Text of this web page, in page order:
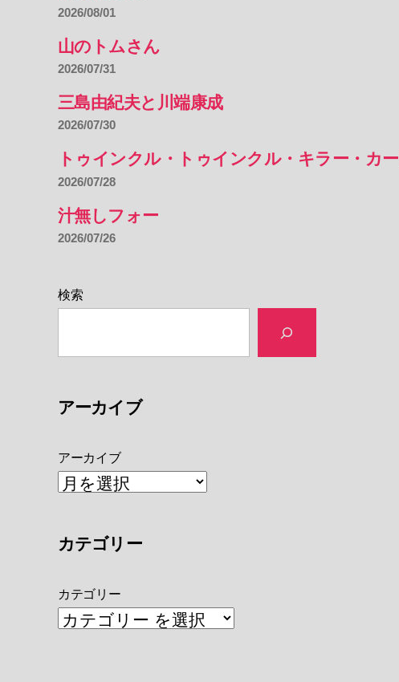
2026/08/01
山のトムさん
2026/07/31
三島由紀夫と川端康成
2026/07/30
トゥインクル・トゥインクル・キラー・カ
2026/07/28
汁無しフォー
2026/07/26
検索
アーカイブ
アーカイブ
カテゴリー
カテゴリー